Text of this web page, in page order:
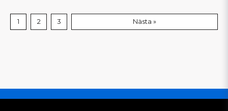
1 2 3 Nästa »